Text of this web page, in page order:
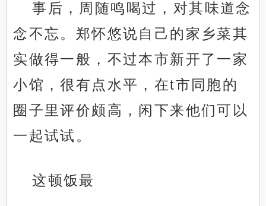
事后，周随鸣喝过，对其味道念
念不忘。郑怀悠说自己的家乡菜其
实做得一般，不过本市新开了一家
小馆，很有点水平，在t市同胞的
圈子里评价颇高，闲下来他们可以
一起试试。
这顿饭最